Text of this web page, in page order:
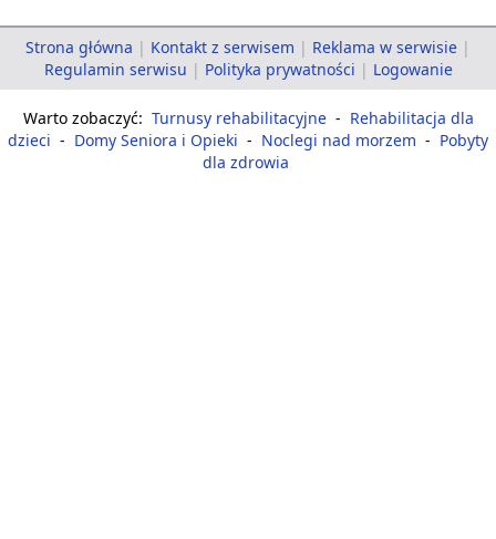
Strona główna | Kontakt z serwisem | Reklama w serwisie |
Regulamin serwisu | Polityka prywatności | Logowanie
Warto zobaczyć: Turnusy rehabilitacyjne - Rehabilitacja dla
dzieci - Domy Seniora i Opieki - Noclegi nad morzem - Pobyty
dla zdrowia